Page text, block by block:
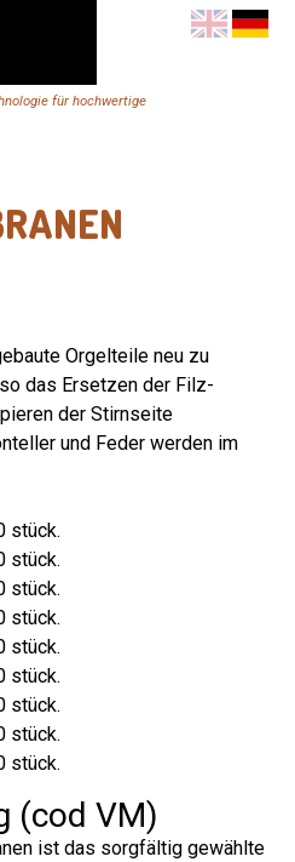
für hochwertige
Orgelteile neu zu
das Ersetzen der Filz-
der Stirnseite
und Feder werden im
stück.
stück.
stück.
stück.
stück.
stück.
stück.
stück.
stück.
(cod VM)
ist das sorgfältig gewählte